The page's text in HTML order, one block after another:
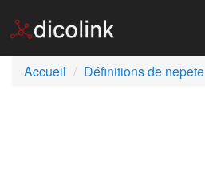
Accueil
Définitions de nepete